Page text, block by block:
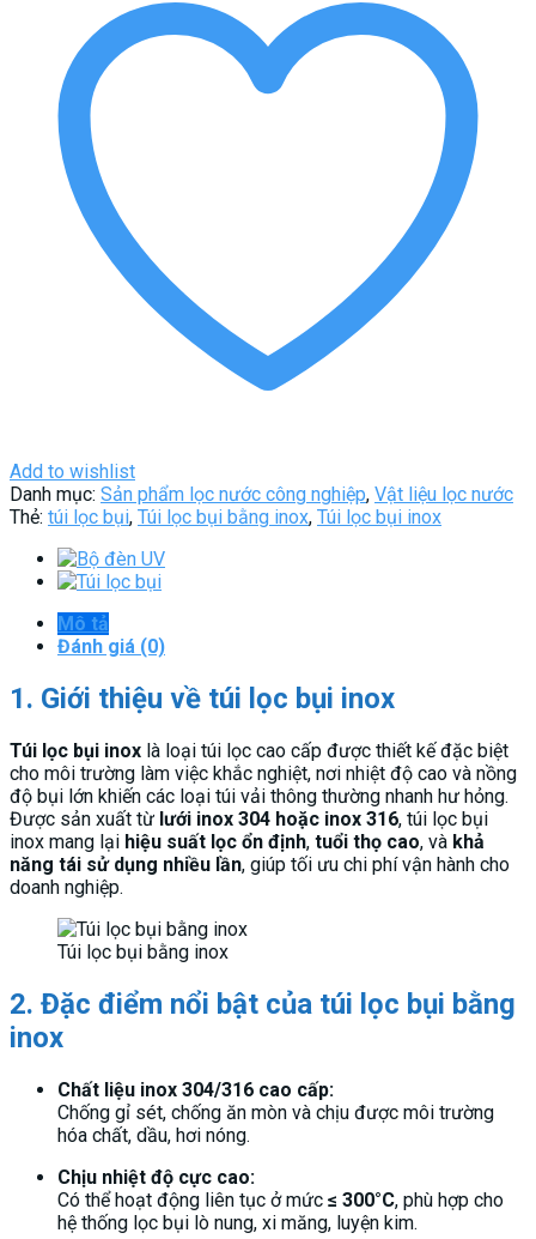
Add to wishlist
Danh mục: Sản phẩm lọc nước công nghiệp, Vật liệu lọc nước
Thẻ: túi lọc bụi, Túi lọc bụi bằng inox, Túi lọc bụi inox
Mô tả
Đánh giá (0)
1. Giới thiệu về túi lọc bụi inox
Túi lọc bụi inox là loại túi lọc cao cấp được thiết kế đặc biệt
cho môi trường làm việc khắc nghiệt, nơi nhiệt độ cao và nồng
độ bụi lớn khiến các loại túi vải thông thường nhanh hư hỏng.
Được sản xuất từ lưới inox 304 hoặc inox 316, túi lọc bụi
inox mang lại hiệu suất lọc ổn định, tuổi thọ cao, và khả
năng tái sử dụng nhiều lần, giúp tối ưu chi phí vận hành cho
doanh nghiệp.
Túi lọc bụi bằng inox
2. Đặc điểm nổi bật của túi lọc bụi bằng
inox
Chất liệu inox 304/316 cao cấp:
Chống gỉ sét, chống ăn mòn và chịu được môi trường
hóa chất, dầu, hơi nóng.
Chịu nhiệt độ cực cao:
Có thể hoạt động liên tục ở mức ≤ 300°C, phù hợp cho
hệ thống lọc bụi lò nung, xi măng, luyện kim.